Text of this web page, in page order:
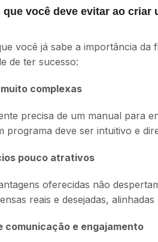
que você deve evitar ao criar
você já sabe a importância da
de ter sucesso:
complexas
precisa de um manual para
programa deve ser intuitivo e
pouco atrativos
oferecidas não
reais e desejadas,
comunicação e engajamento